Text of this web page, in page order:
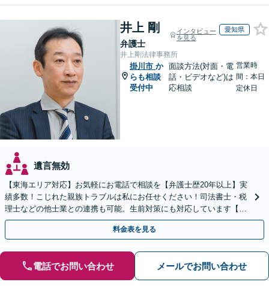
井上 剛
弁護士
インタビュー
を見る
愛知県
井上剛法律事務所
掛川市 か
らも相談
受付中
面談方法(対面・電
話・ビデオなど)は
応相談
営業時
間：本日
定休日
遺言無効
【東海エリア対応】お気軽にお電話で相談を【弁護士歴20年以上】実
績多数！こじれた親族トラブルは私にお任せください！司法書士・税
理士などの他士業との連携も可能。生前対策にも対応しています【夜
間・休日面談可】【完全個室・秘密厳守】
料金表を見る
電話でお問い合わせ メールでお問い合わせ